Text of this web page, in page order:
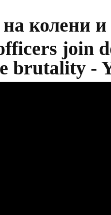
колени
join
brutality -